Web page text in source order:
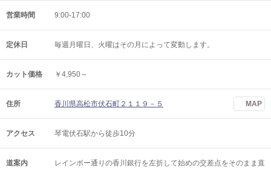
営業時間 9:00-17:00
定休日 毎週月曜日、火曜はその月によって変動します。
カット価格 ￥4,950～
住所 香川県高松市伏石町２１１９－５ MAP
アクセス 琴電伏石駅から徒歩10分
道案内
レインボー通りの香川銀行を左折して始めの交差点をそのまま直